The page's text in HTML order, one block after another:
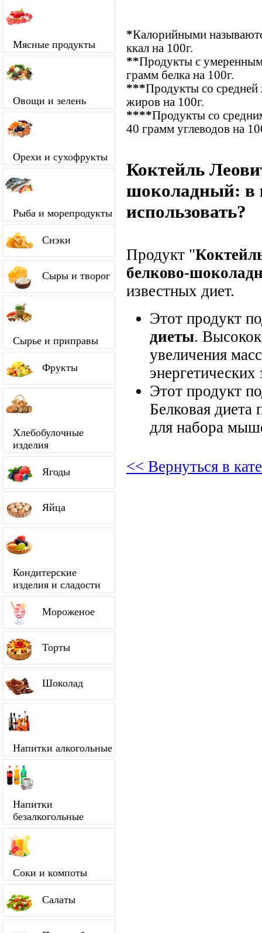
Мясные продукты
Овощи и зелень
Орехи и сухофрукты
Рыба и морепродукты
Снэки
Сыры и творог
Сырье и приправы
Фрукты
Хлебобулочные
изделия
Ягоды
Яйца
Кондитерские
изделия и сладости
Мороженое
Торты
Шоколад
Напитки алкогольные
Напитки
безалкогольные
Соки и компоты
Салаты
*Калорийными
ккал на 100г.
**Продукты с
грамм белка на 100г.
***Продукты со
жиров на 100г.
****Продукты со
40 грамм углеводов на
Коктейль
шоколадный: в
использовать?
Продукт "
белково-
известных диет.
Этот продукт
диеты.
увеличения
энергетических
Этот продукт
Белковая диета
для набора
<< Вернуться в